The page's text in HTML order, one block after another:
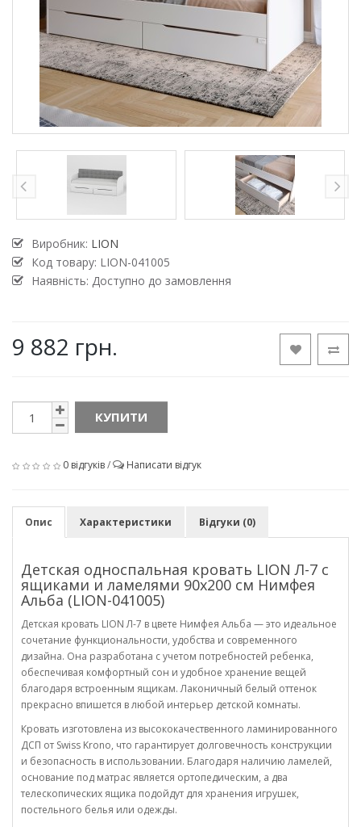
Виробник: LION
Код товару: LION-041005
Наявність: Доступно до замовлення
9 882 грн.
КУПИТИ
0 відгуків/ Написати відгук
Опис Характеристики Відгуки (0)
Детская односпальная кровать LION Л-7 с
ящиками и ламелями 90x200 см Нимфея
Альба (LION-041005)
Детская кровать LION Л-7 в цвете Нимфея Альба — это идеальное
сочетание функциональности, удобства и современного
дизайна. Она разработана с учетом потребностей ребенка,
обеспечивая комфортный сон и удобное хранение вещей
благодаря встроенным ящикам. Лаконичный белый оттенок
прекрасно впишется в любой интерьер детской комнаты.
Кровать изготовлена из высококачественного ламинированного
ДСП от Swiss Krono, что гарантирует долговечность конструкции
и безопасность в использовании. Благодаря наличию ламелей,
основание под матрас является ортопедическим, а два
телескопических ящика подойдут для хранения игрушек,
постельного белья или одежды.